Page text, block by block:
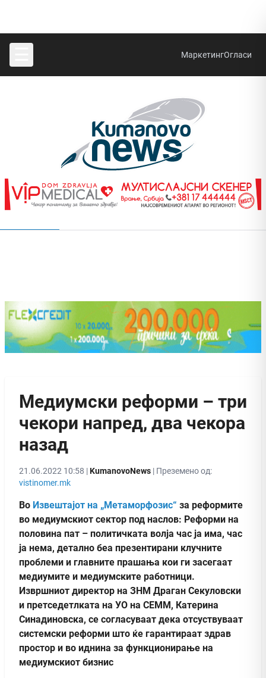
МаркетингОгласи
Медиумски реформи – три
чекори напред, два чекора
назад
21.06.2022 10:58 |KumanovoNews | Преземено од:
vistinomer.mk
Во Извештајот на „Метаморфозис“ за реформите
во медиумскиот сектор под наслов: Реформи на
половина пат – политичката волја час ја има, час
ја нема, детално беа презентирани клучните
проблеми и главните прашања кои ги засегаат
медиумите и медиумските работници.
Извршниот директор на ЗНМ Драган Секуловски
и претседетлката на УО на СЕММ, Катерина
Синадиновска, се согласуваат дека отсуствуваат
системски реформи што ќе гарантираат здрав
простор и во иднина за функционирање на
медиумскиот бизнис